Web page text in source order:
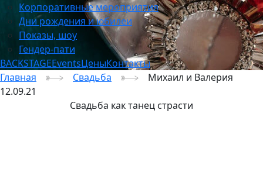
Корпоративные мероприятия
Дни рождения и юбилеи
Показы, шоу
Гендер-пати
BACKSTAGEEventsЦеныКонтакты
Главная
Свадьба
Михаил и Валерия
12.09.21
Свадьба как танец страсти